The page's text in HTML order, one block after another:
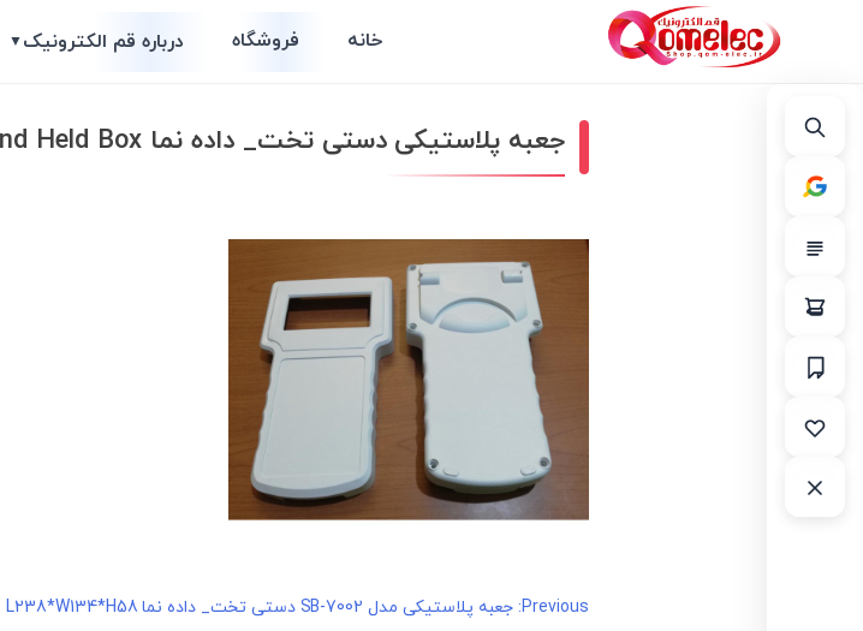
خانه فروشگاه درباره قم الکترونیک▼
جعبه پلاستیکی دستی تخت_ داده نما L238*W134*H58- Hand Held Box
راهبری
Previous: جعبه پلاستیکی مدل SB-7002 دستی تخت_ داده نما L238*W134*H58